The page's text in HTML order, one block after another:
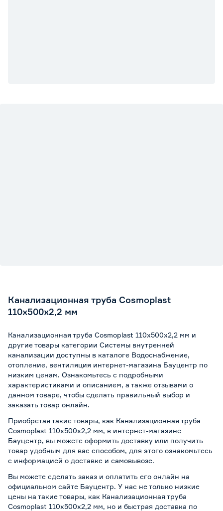
Канализационная труба Cosmoplast
110х500х2,2 мм
Канализационная труба Cosmoplast 110х500х2,2 мм и
другие товары категории Системы внутренней
канализации доступны в каталоге Водоснабжение,
отопление, вентиляция интернет-магазина Бауцентр по
низким ценам. Ознакомьтесь с подробными
характеристиками и описанием, а также отзывами о
данном товаре, чтобы сделать правильный выбор и
заказать товар онлайн.
Приобретая такие товары, как Канализационная труба
Cosmoplast 110х500х2,2 мм, в интернет-магазине
Бауцентр, вы можете оформить доставку или получить
товар удобным для вас способом, для этого ознакомьтесь
с информацией о доставке и самовывозе.
Вы можете сделать заказ и оплатить его онлайн на
официальном сайте Бауцентр. У нас не только низкие
цены на такие товары, как Канализационная труба
Cosmoplast 110х500х2,2 мм, но и быстрая доставка по